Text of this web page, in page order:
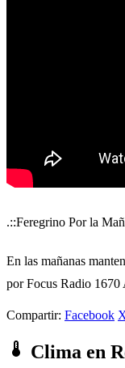
.::Feregrino Por la
En las mañanas
por Focus Radio 1670
Compartir: Facebook
Clima en